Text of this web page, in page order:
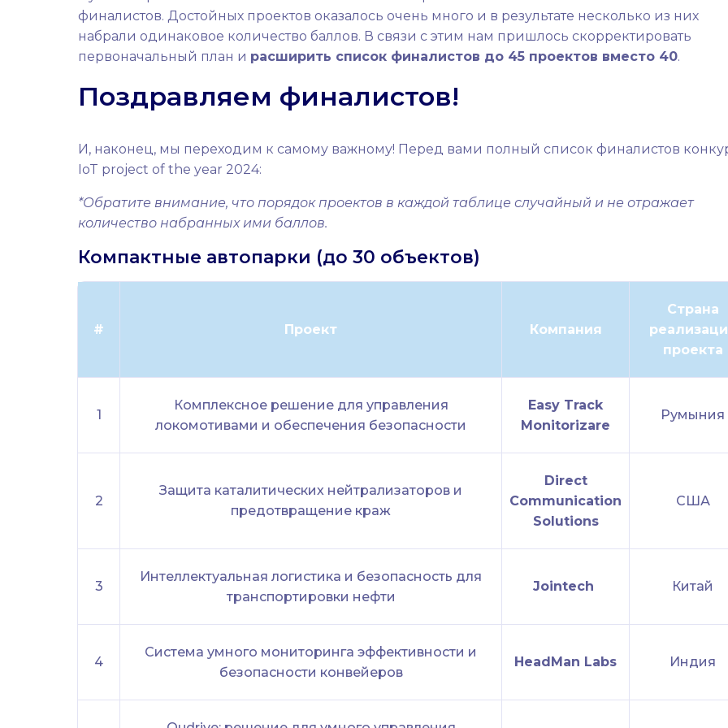
финалистов. Достойных проектов оказалось очень много и в результате несколько из них
набрали одинаковое количество баллов. В связи с этим нам пришлось скорректировать
первоначальный план и расширить список финалистов до 45 проектов вместо 40.
Поздравляем финалистов!
И, наконец, мы переходим к самому важному! Перед вами полный список финалистов
IoT project of the year 2024:
*Обратите внимание, что порядок проектов в каждой таблице случайный и не отражает
количество набранных ими баллов.
Компактные автопарки (до 30 объектов)
# Проект Компания
Страна
проекта
1
Комплексное решение для управления
локомотивами и обеспечения безопасности
Easy Track
Monitorizare
Румыния
2
Защита каталитических нейтрализаторов и
предотвращение краж
Direct
Communication
Solutions
США
3
Интеллектуальная логистика и безопасность для
транспортировки нефти
Jointech Китай
4
Система умного мониторинга эффективности и
безопасности конвейеров
HeadMan Labs Индия